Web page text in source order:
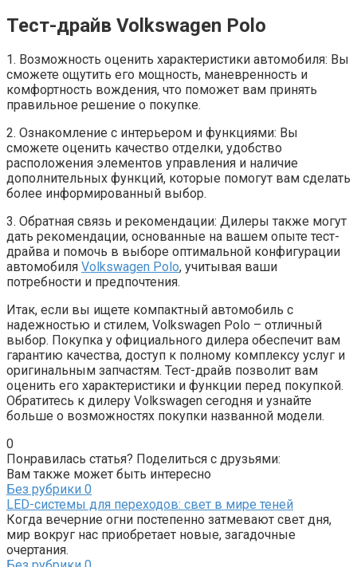
Тест-драйв Volkswagen Polo
1. Возможность оценить характеристики автомобиля: Вы
сможете ощутить его мощность, маневренность и
комфортность вождения, что поможет вам принять
правильное решение о покупке.
2. Ознакомление с интерьером и функциями: Вы
сможете оценить качество отделки, удобство
расположения элементов управления и наличие
дополнительных функций, которые помогут вам сделать
более информированный выбор.
3. Обратная связь и рекомендации: Дилеры также могут
дать рекомендации, основанные на вашем опыте тест-
драйва и помочь в выборе оптимальной конфигурации
автомобиля Volkswagen Polo, учитывая ваши
потребности и предпочтения.
Итак, если вы ищете компактный автомобиль с
надежностью и стилем, Volkswagen Polo – отличный
выбор. Покупка у официального дилера обеспечит вам
гарантию качества, доступ к полному комплексу услуг и
оригинальным запчастям. Тест-драйв позволит вам
оценить его характеристики и функции перед покупкой.
Обратитесь к дилеру Volkswagen сегодня и узнайте
больше о возможностях покупки названной модели.
0
Понравилась статья? Поделиться с друзьями:
Вам также может быть интересно
Без рубрики 0
LED-системы для переходов: свет в мире теней
Когда вечерние огни постепенно затмевают свет дня,
мир вокруг нас приобретает новые, загадочные
очертания.